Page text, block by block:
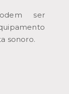
ser
sonoro.